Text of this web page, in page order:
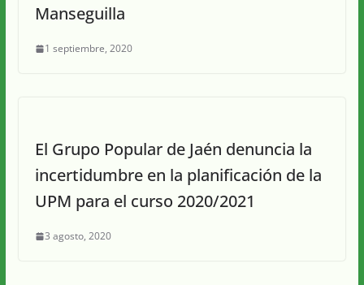
Manseguilla
1 septiembre, 2020
El Grupo Popular de Jaén denuncia la
incertidumbre en la planificación de la
UPM para el curso 2020/2021
3 agosto, 2020